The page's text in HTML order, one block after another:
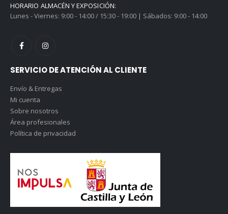
HORARIO ALMACÉN Y EXPOSICIÓN:
Lunes - Viernes: 9:00 - 14:00 / 15:30 - 19:00 | Sábados: 9:00 - 14:00
SERVICIO DE ATENCIÓN AL CLIENTE
Envío & Entregas
Mi cuenta
Sobre nosotros
Área profesionales
Política de privacidad